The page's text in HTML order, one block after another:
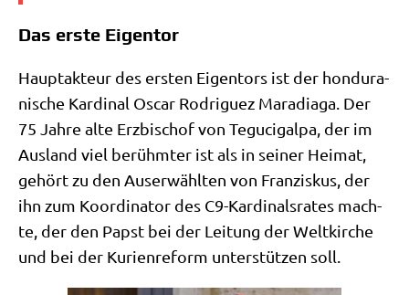
Das erste Eigentor
Haupt­ak­teur des ersten Eigen­tors ist der hon­du­ra­
ni­sche Kar­di­nal Oscar Rodri­guez Mara­dia­ga. Der
75 Jah­re alte Erz­bi­schof von Tegu­ci­gal­pa, der im
Aus­land viel berühm­ter ist als in sei­ner Hei­mat,
gehört zu den Aus­er­wähl­ten von Fran­zis­kus, der
ihn zum Koor­di­na­tor des C9-Kar­di­nals­ra­tes mach­
te, der den Papst bei der Lei­tung der Welt­kir­che
und bei der Kuri­en­re­form unter­stüt­zen soll.